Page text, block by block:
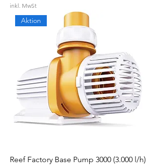
inkl. MwSt
Aktion
Reef Factory Base Pump 3000 (3.000 l/h)